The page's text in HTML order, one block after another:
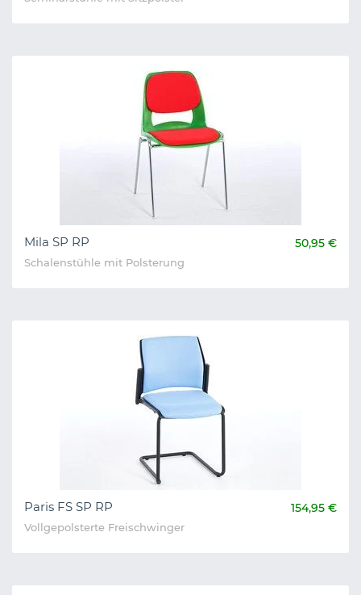
Mila SP RP 50,95 €
Schalenstühle mit Polsterung
Paris FS SP RP 154,95 €
Vollgepolsterte Freischwinger